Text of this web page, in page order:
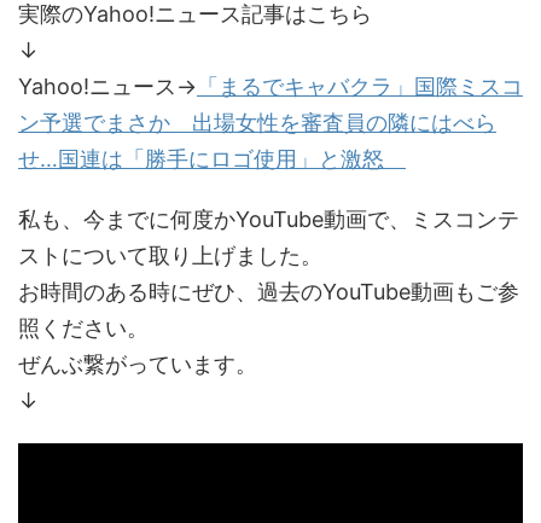
実際のYahoo!ニュース記事はこちら
↓
Yahoo!ニュース→ 「まるでキャバクラ」国際ミスコ
ン予選でまさか 出場女性を審査員の隣にはべら
せ…国連は「勝手にロゴ使用」と激怒
私も、今までに何度かYouTube動画で、ミスコンテ
ストについて取り上げました。
お時間のある時にぜひ、過去のYouTube動画もご参
照ください。
ぜんぶ繋がっています。
↓